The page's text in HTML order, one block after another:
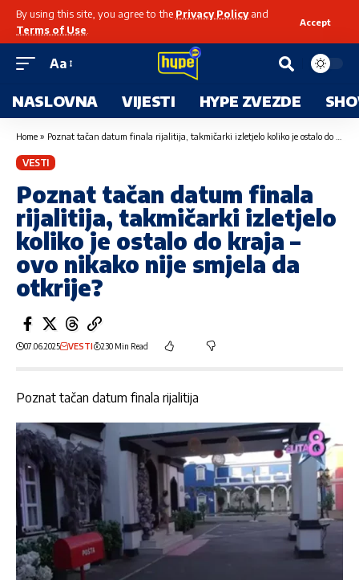
By using this site, you agree to the Privacy Policyand
Terms of Use
Accept
Aa
NASLOVNA VIJESTI HYPE ZVEZDE
Home » Poznat tačan datum finala rijalitija, takmičarki izletjelo koliko je ostalo do kraja – ovo nikako nije smjela da otkrije?
VESTI
Poznat tačan datum finala
rijalitija, takmičarki izletjelo
koliko je ostalo do kraja –
ovo nikako nije smjela da
otkrije?
07.06.2025 VESTI 230 Min Read
Poznat tačan datum finala rijalitija